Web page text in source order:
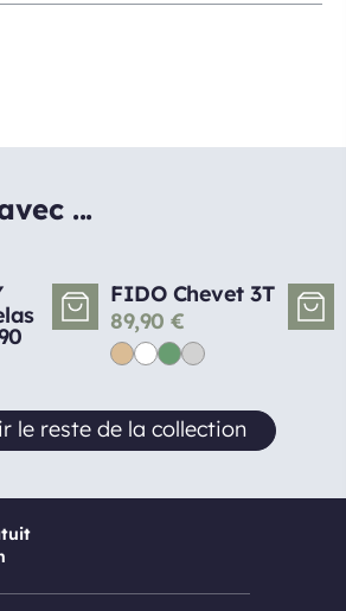
...
FIDO Chevet 3T
89,90 €
le reste de la collection